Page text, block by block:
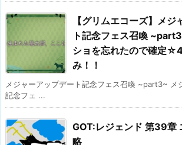
【グリムエコーズ】メジ
ト記念フェス召喚
ショを忘れたので確定
み！！
メジャーアップデート記念フェス召喚 ~part3~ メ
記念フェ ...
GOT:レジェンド 第39章
略